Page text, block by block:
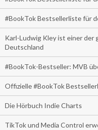
#BookTok Bestsellerliste für
Karl-Ludwig Kley ist einer
Deutschland
#BookTok-Bestseller: MVB
Offizielle #BookTok
Die Hörbuch Indie Charts
TikTok und Media Control